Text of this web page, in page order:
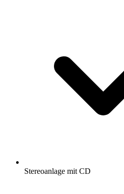
Stereoanlage mit CD